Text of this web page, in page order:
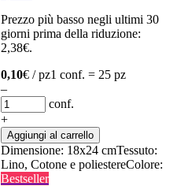
Prezzo più basso negli ultimi 30
giorni prima della riduzione:
2,38€.
0,10€ / pz1 conf. = 25 pz
–
conf.
+
Aggiungi al carrello
Dimensione: 18x24 cmTessuto:
Lino, Cotone e poliestereColore:
Bestseller